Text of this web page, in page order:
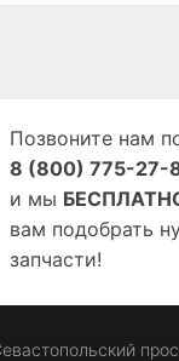
Позвоните нам
8 (800) 775-27-
и мы
вам подобрать
запчасти!